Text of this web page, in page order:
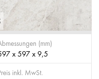
(mm)
x 597 x 9,5
inkl. MwSt.